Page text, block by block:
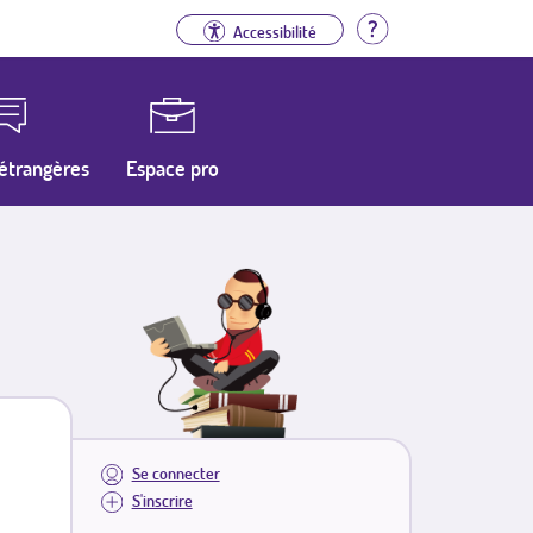
Accessibilité Aide
Espace pro
Se connecter
S'inscrire